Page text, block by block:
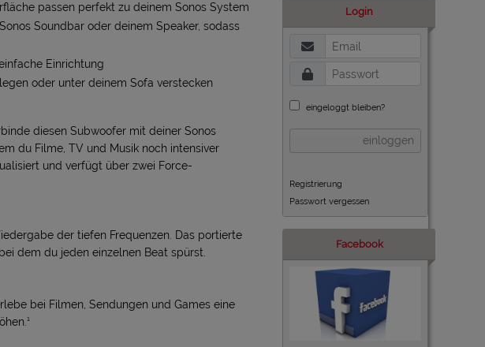
passen perfekt zu deinem Sonos System
Soundbar oder deinem Speaker, sodass
Einrichtung
oder unter deinem Sofa verstecken
diesen Subwoofer mit deiner Sonos
du Filme, TV und Musik noch intensiver
und verfügt über zwei Force-
der tiefen Frequenzen. Das portierte
dem du jeden einzelnen Beat spürst.
bei Filmen, Sendungen und Games eine
Login
eingeloggt bleiben?
einloggen
Registrierung
Passwort vergessen
Facebook